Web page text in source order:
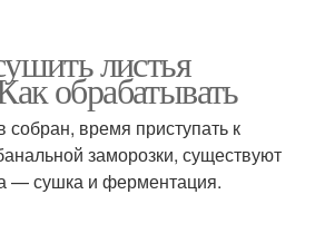
листья
обрабатывать
собран, время приступать к
заморозки, существуют
— сушка и ферментация.